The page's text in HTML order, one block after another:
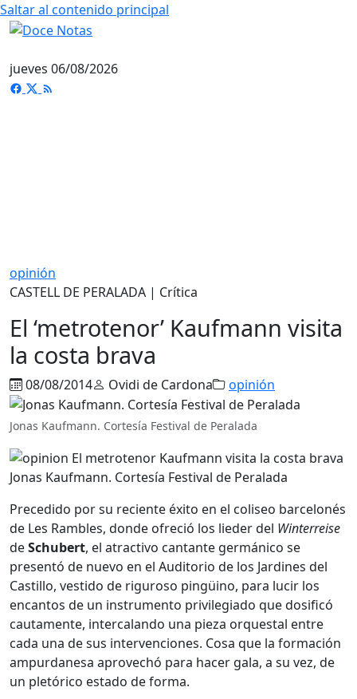
Saltar al contenido principal
jueves 06/08/2026
opinión
CASTELL DE PERALADA | Crítica
El ‘metrotenor’ Kaufmann visita
la costa brava
08/08/2014 Ovidi de Cardona opinión
Jonas Kaufmann. Cortesía Festival de Peralada
Jonas Kaufmann. Cortesía Festival de Peralada
Precedido por su reciente éxito en el coliseo barcelonés
de Les Rambles, donde ofreció los lieder del Winterreise
deSchubert, el atractivo cantante germánico se
presentó de nuevo en el Auditorio de los Jardines del
Castillo, vestido de riguroso pingüino, para lucir los
encantos de un instrumento privilegiado que dosificó
cautamente, intercalando una pieza orquestal entre
cada una de sus intervenciones. Cosa que la formación
ampurdanesa aprovechó para hacer gala, a su vez, de
un pletórico estado de forma.